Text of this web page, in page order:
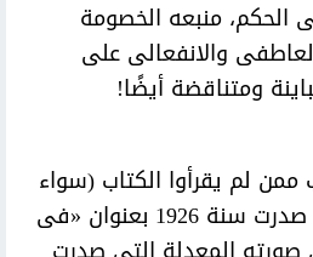
منبعه الخصومة
والانفعالى على
ومتناقضة أيضًا!
لم يقرأوا الكتاب (سواء
فى صورته الأولى التى صدرت سنة 1926 بعنوان «فى